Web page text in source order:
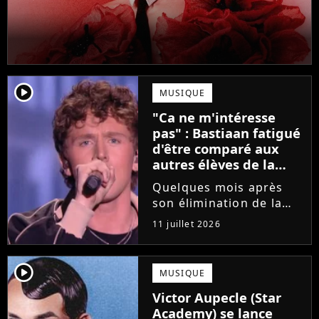
player2 MUSIQUE
"Ca ne m'intéresse
pas" : Bastiaan fatigué
d'être comparé aux
autres élèves de la
Star Academy
Quelques mois après
son élimination de la
Star Academy, Bastiaan
tente de lancer sa
carrière dans la
musique. Et pour ça, le
chanteur a récemment
dévoilé "Château", son
premier single....
11 juillet 2026
player2 MUSIQUE
Victor Aupecle (Star
Academy) se lance